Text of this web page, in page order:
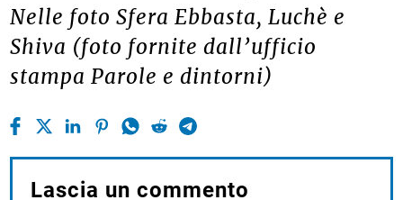
Nelle foto Sfera Ebbasta, Luchè e
Shiva (foto fornite dall’ufficio
stampa Parole e dintorni)
Lascia un commento